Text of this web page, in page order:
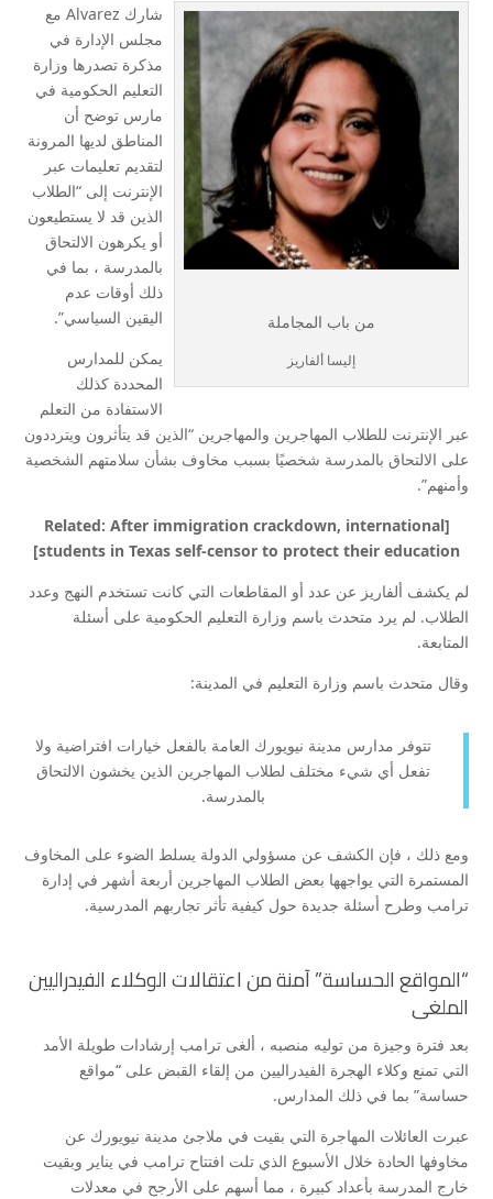
من باب المجاملة
إليسا ألفاريز
شارك Alvarez مع
مجلس الإدارة في
مذكرة تصدرها وزارة
التعليم الحكومية في
مارس توضح أن
المناطق لديها المرونة
لتقديم تعليمات عبر
الإنترنت إلى “الطلاب
الذين قد لا يستطيعون
أو يكرهون الالتحاق
بالمدرسة ، بما في
ذلك أوقات عدم
اليقين السياسي”.
يمكن للمدارس
المحددة كذلك
الاستفادة من التعلم
عبر الإنترنت للطلاب المهاجرين والمهاجرين “الذين قد يتأثرون ويترددون
على الالتحاق بالمدرسة شخصيًا بسبب مخاوف بشأن سلامتهم الشخصية
وأمنهم”.
[Related: After immigration crackdown, international
students in Texas self-censor to protect their education]
لم يكشف ألفاريز عن عدد أو المقاطعات التي كانت تستخدم النهج وعدد
الطلاب. لم يرد متحدث باسم وزارة التعليم الحكومية على أسئلة
المتابعة.
وقال متحدث باسم وزارة التعليم في المدينة:
تتوفر مدارس مدينة نيويورك العامة بالفعل خيارات افتراضية ولا
تفعل أي شيء مختلف لطلاب المهاجرين الذين يخشون الالتحاق
بالمدرسة.
ومع ذلك ، فإن الكشف عن مسؤولي الدولة يسلط الضوء على المخاوف
المستمرة التي يواجهها بعض الطلاب المهاجرين أربعة أشهر في إدارة
ترامب وطرح أسئلة جديدة حول كيفية تأثر تجاربهم المدرسية.
“المواقع الحساسة” آمنة من اعتقالات الوكلاء الفيدراليين
الملغى
بعد فترة وجيزة من توليه منصبه ، ألغى ترامب إرشادات طويلة الأمد
التي تمنع وكلاء الهجرة الفيدراليين من إلقاء القبض على “مواقع
حساسة” بما في ذلك المدارس.
عبرت العائلات المهاجرة التي بقيت في ملاجئ مدينة نيويورك عن
مخاوفها الحادة خلال الأسبوع الذي تلت افتتاح ترامب في يناير وبقيت
خارج المدرسة بأعداد كبيرة ، مما أسهم على الأرجح في معدلات